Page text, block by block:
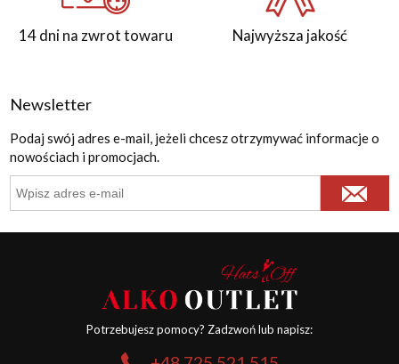
14 dni na zwrot towaru Najwyższa jakość
Newsletter
Podaj swój adres e-mail, jeżeli chcesz otrzymywać informacje o
nowościach i promocjach.
Potrzebujesz pomocy? Zadzwoń lub napisz: